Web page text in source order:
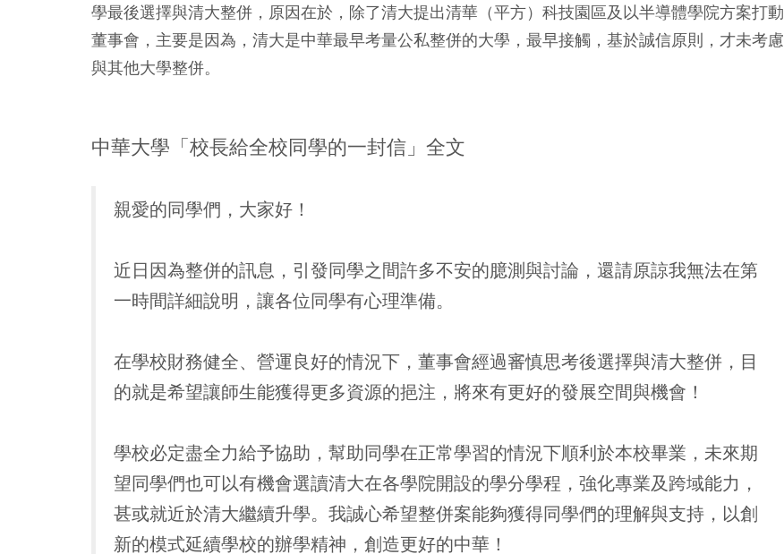
學最後選擇與清大整併，原因在於，除了清大提出清華（平方）科技園區及以半導體學院方案打動
董事會，主要是因為，清大是中華最早考量公私整併的大學，最早接觸，基於誠信原則，才未考慮
與其他大學整併。
中華大學「校長給全校同學的一封信」全文
親愛的同學們，大家好！
近日因為整併的訊息，引發同學之間許多不安的臆測與討論，還請原諒我無法在第
一時間詳細說明，讓各位同學有心理準備。
在學校財務健全、營運良好的情況下，董事會經過審慎思考後選擇與清大整併，目
的就是希望讓師生能獲得更多資源的挹注，將來有更好的發展空間與機會！
學校必定盡全力給予協助，幫助同學在正常學習的情況下順利於本校畢業，未來期
望同學們也可以有機會選讀清大在各學院開設的學分學程，強化專業及跨域能力，
甚或就近於清大繼續升學。我誠心希望整併案能夠獲得同學們的理解與支持，以創
新的模式延續學校的辦學精神，創造更好的中華！